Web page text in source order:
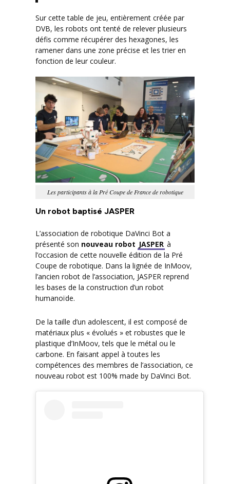
Sur cette table de jeu, entièrement créée par
DVB, les robots ont tenté de relever plusieurs
défis comme récupérer des hexagones, les
ramener dans une zone précise et les trier en
fonction de leur couleur.
Les participants à la Pré Coupe de France de robotique
Un robot baptisé JASPER
L’association de robotique DaVinci Bot a
présenté son nouveau robot JASPER à
l’occasion de cette nouvelle édition de la Pré
Coupe de robotique. Dans la lignée de InMoov,
l’ancien robot de l’association, JASPER reprend
les bases de la construction d’un robot
humanoïde.
De la taille d’un adolescent, il est composé de
matériaux plus « évolués » et robustes que le
plastique d’InMoov, tels que le métal ou le
carbone. En faisant appel à toutes les
compétences des membres de l’association, ce
nouveau robot est 100% made by DaVinci Bot.